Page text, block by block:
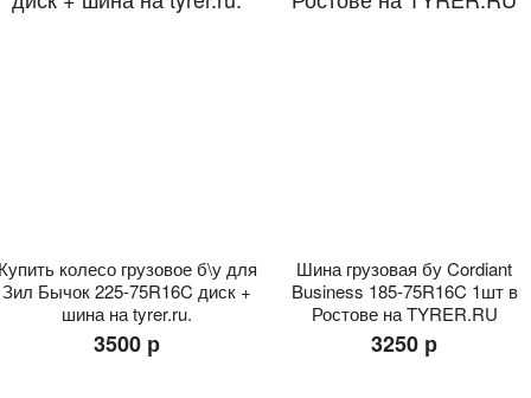
колесо грузовое б\у для
Зил Бычок 225-75R16C диск +
шина на tyrer.ru.
3500 р
Шина грузовая бу Cordiant
Business 185-75R16C 1шт в
Ростове на TYRER.RU
3250 р